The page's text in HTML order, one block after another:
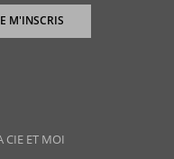
M'INSCRIS
CIE ET MOI